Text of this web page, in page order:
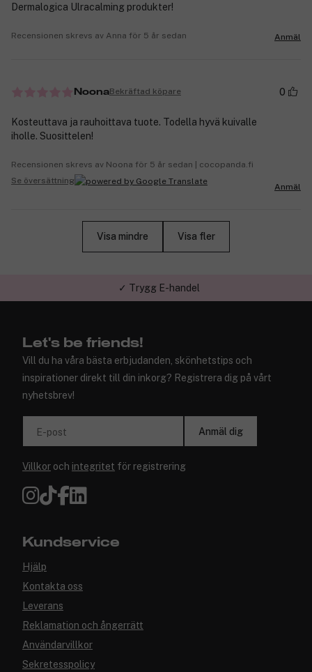
Dermalogica Ulracalming produkter!
Recensionen skrevs av Anna för 5 år sedan Anmäl
NoonaBekräftad köpare 0
Kosteuttava ja rauhoittava tuote. Todella hyvä kuivalle
iholle. Suosittelen!
Recensionen skrevs av Noona för 5 år sedan | cocopanda.fi
Se översättning
Anmäl
Visa mindre Visa fler
✓ Trygg E-handel
Let's be friends!
Vill du ha våra bästa erbjudanden, skönhetstips och
inspirationer direkt till din inkorg? Registrera dig på vårt
nyhetsbrev!
E-post Anmäl dig
Villkor och integritet för registrering
Kundservice
Hjälp
Kontakta oss
Leverans
Reklamation och ångerrätt
Användarvillkor
Sekretesspolicy